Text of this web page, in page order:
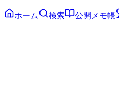
ホーム 検索 公開メモ帳